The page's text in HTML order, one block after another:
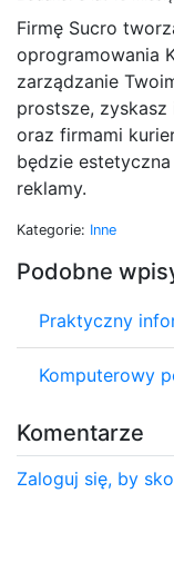
Firmę Sucro
oprogramowania
zarządzanie
prostsze,
oraz firmami
będzie
reklamy.
Kategorie: Inne
Podobne
Praktyczny
Komputerowy
Komentarze
Zaloguj się, by